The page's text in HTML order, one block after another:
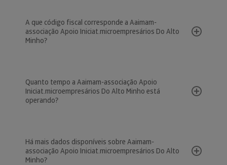
A que código fiscal corresponde a Aaimam-
associação Apoio Iniciat.microempresários Do Alto
Minho?
Quanto tempo a Aaimam-associação Apoio
Iniciat.microempresários Do Alto Minho está
operando?
Há mais dados disponíveis sobre Aaimam-
associação Apoio Iniciat.microempresários Do Alto
Minho?